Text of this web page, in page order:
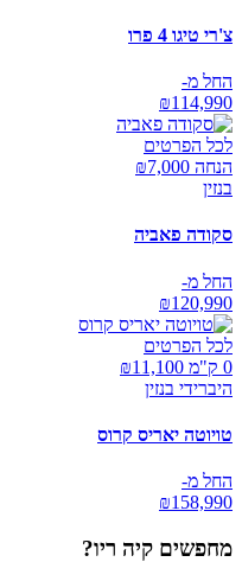
צ'רי טיגו 4 פרו
החל מ-
₪114,990
לכל הפרטים
הנחה ₪ 7,000
בנזין
סקודה פאביה
החל מ-
₪120,990
לכל הפרטים
0 ק"מ ₪
11,100
היברידי בנזין
טויוטה יאריס קרוס
החל מ-
₪158,990
מחפשים קיה ריו?